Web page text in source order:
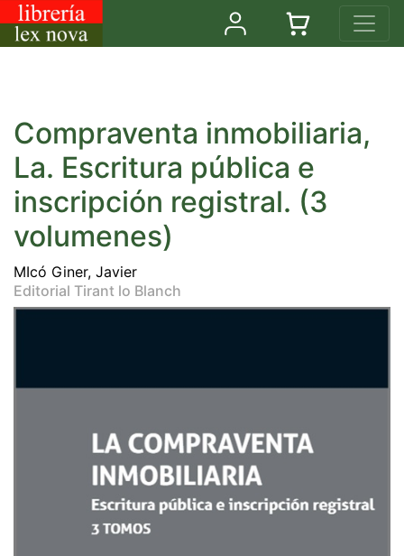
Compraventa inmobiliaria,
La. Escritura pública e
inscripción registral. (3
volumenes)
MIcó Giner, Javier
Editorial Tirant lo Blanch